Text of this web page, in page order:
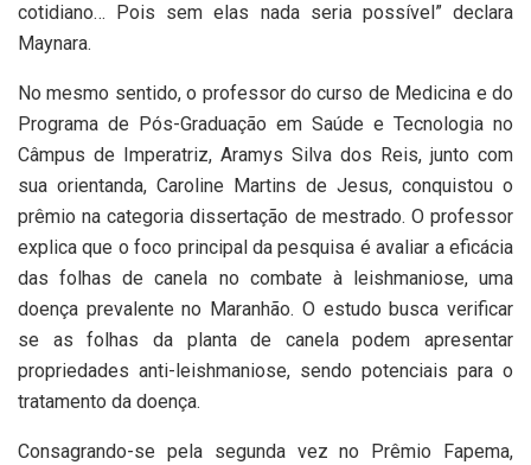
cotidiano… Pois sem elas nada seria possível” declara
Maynara.
No mesmo sentido, o professor do curso de Medicina e do
Programa de Pós-Graduação em Saúde e Tecnologia no
Câmpus de Imperatriz, Aramys Silva dos Reis, junto com
sua orientanda, Caroline Martins de Jesus, conquistou o
prêmio na categoria dissertação de mestrado. O professor
explica que o foco principal da pesquisa é avaliar a eficácia
das folhas de canela no combate à leishmaniose, uma
doença prevalente no Maranhão. O estudo busca verificar
se as folhas da planta de canela podem apresentar
propriedades anti-leishmaniose, sendo potenciais para o
tratamento da doença.
Consagrando-se pela segunda vez no Prêmio Fapema,